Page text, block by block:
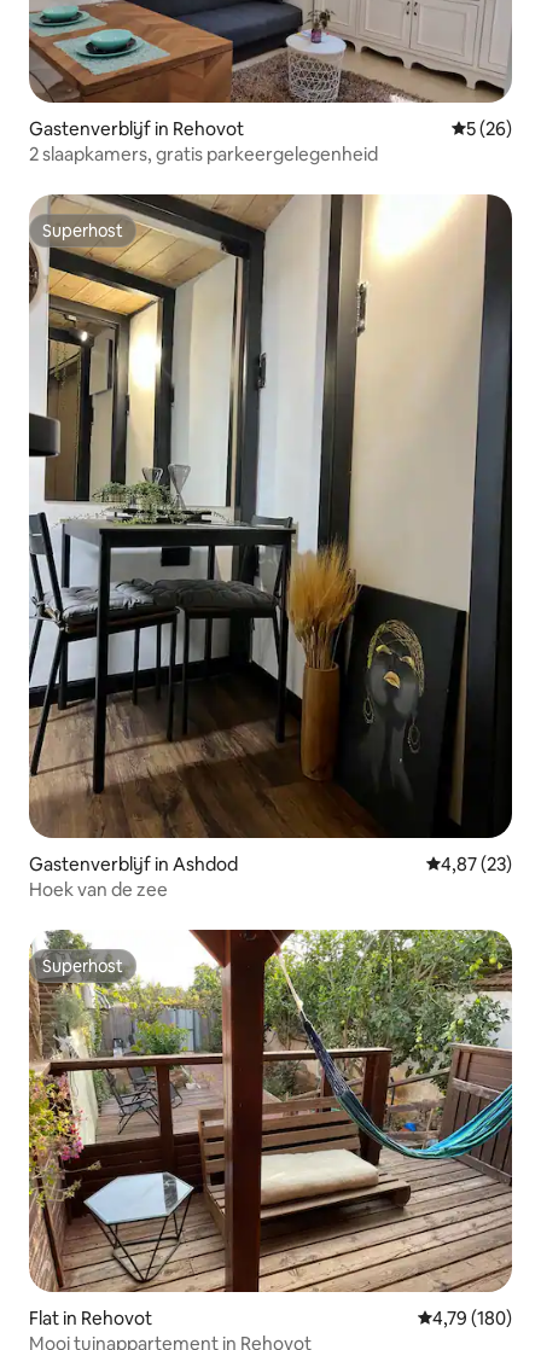
Gastenverblijf in Rehovot
5 (26)
2 slaapkamers, gratis parkeergelegenheid
Superhost
Superhost
Gastenverblijf in Ashdod Gemiddelde
4,87 (23)
Hoek van de zee
Superhost
Superhost
Flat in Rehovot Gemiddelde
4,79 (180)
Mooi tuinappartement in Rehovot